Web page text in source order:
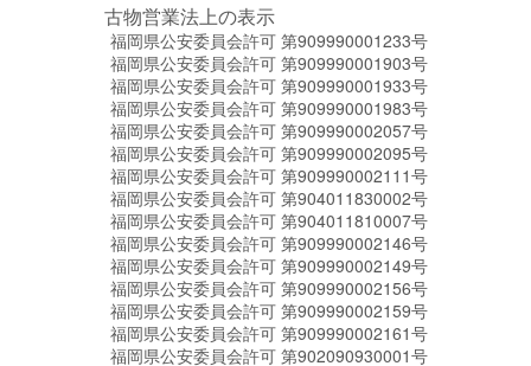
古物営業法上の表示
福岡県公安委員会許可 第909990001233号
福岡県公安委員会許可 第909990001903号
福岡県公安委員会許可 第909990001933号
福岡県公安委員会許可 第909990001983号
福岡県公安委員会許可 第909990002057号
福岡県公安委員会許可 第909990002095号
福岡県公安委員会許可 第909990002111号
福岡県公安委員会許可 第904011830002号
福岡県公安委員会許可 第904011810007号
福岡県公安委員会許可 第909990002146号
福岡県公安委員会許可 第909990002149号
福岡県公安委員会許可 第909990002156号
福岡県公安委員会許可 第909990002159号
福岡県公安委員会許可 第909990002161号
福岡県公安委員会許可 第902090930001号